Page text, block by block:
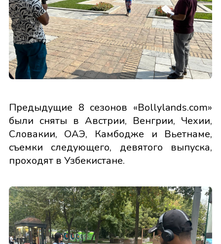
Предыдущие 8 сезонов «Bollylands.com»
были сняты в Австрии, Венгрии, Чехии,
Словакии, ОАЭ, Камбодже и Вьетнаме,
съемки следующего, девятого выпуска,
проходят в Узбекистане.